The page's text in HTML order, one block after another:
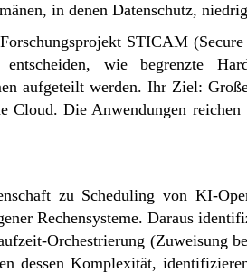
in denen Datenschutz,
STICAM
wie begrenzte
aufgeteilt werden. Ihr Ziel:
Cloud. Die Anwendungen
zu Scheduling von KI-
Rechensysteme. Daraus
Orchestrierung (Zuweisung
dessen Komplexität,